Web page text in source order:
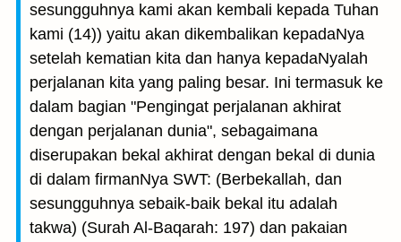
sesungguhnya kami akan kembali kepada Tuhan
kami (14)) yaitu akan dikembalikan kepadaNya
setelah kematian kita dan hanya kepadaNyalah
perjalanan kita yang paling besar. Ini termasuk ke
dalam bagian "Pengingat perjalanan akhirat
dengan perjalanan dunia", sebagaimana
diserupakan bekal akhirat dengan bekal di dunia
di dalam firmanNya SWT: (Berbekallah, dan
sesungguhnya sebaik-baik bekal itu adalah
takwa) (Surah Al-Baqarah: 197) dan pakaian